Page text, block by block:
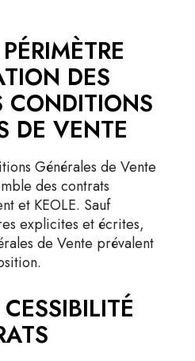
DES
CONDITIONS
DE VENTE
Générales de Vente
des contrats
et KEOLE. Sauf
explicites et écrites,
de Vente prévalent